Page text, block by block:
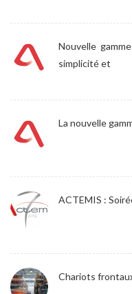
Nouvelle
simplicité et
La nouvelle
ACTEMIS :
Chariots